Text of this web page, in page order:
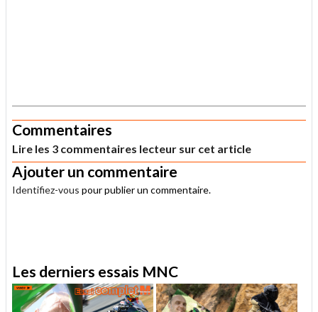
Commentaires
Lire les 3 commentaires lecteur sur cet article
Ajouter un commentaire
Identifiez-vous pour publier un commentaire.
Les derniers essais MNC